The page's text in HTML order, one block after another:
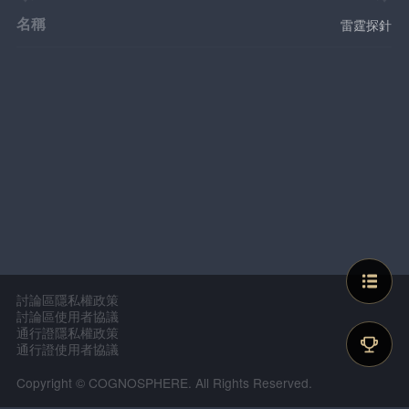
名稱 雷霆探針
討論區隱私權政策
討論區使用者協議
通行證隱私權政策
通行證使用者協議
Copyright © COGNOSPHERE. All Rights Reserved.